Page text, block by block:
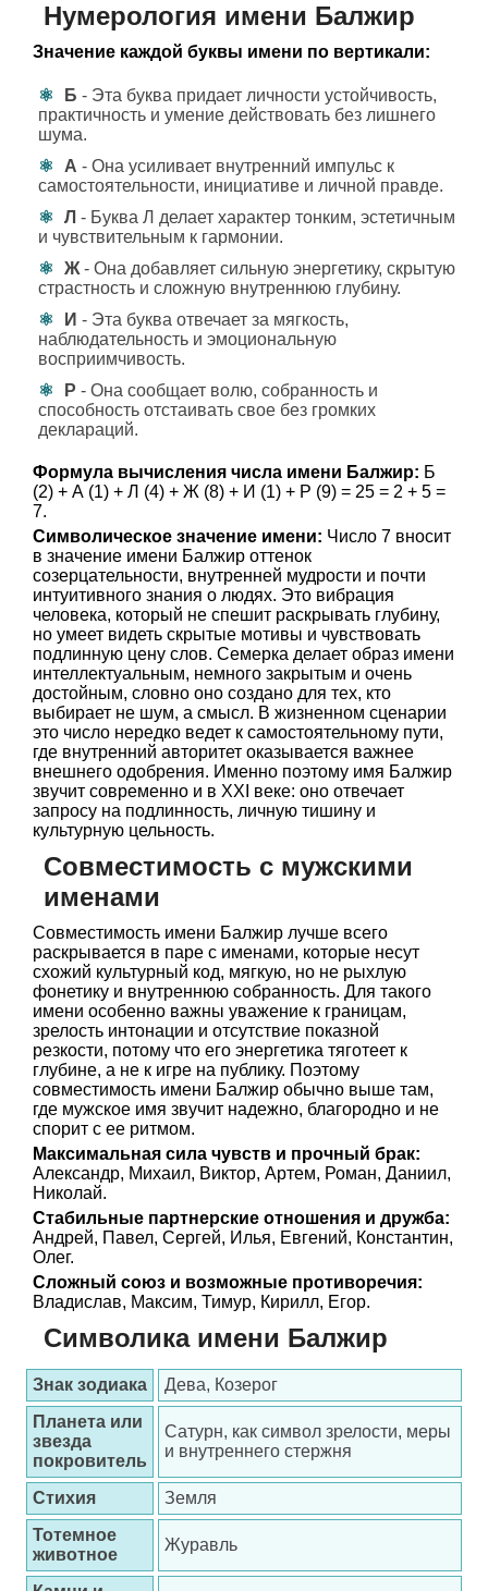
Нумерология имени Балжир
Значение каждой буквы имени по вертикали:
Б - Эта буква придает личности устойчивость,
практичность и умение действовать без лишнего
шума.
А - Она усиливает внутренний импульс к
самостоятельности, инициативе и личной правде.
Л - Буква Л делает характер тонким, эстетичным
и чувствительным к гармонии.
Ж - Она добавляет сильную энергетику, скрытую
страстность и сложную внутреннюю глубину.
И - Эта буква отвечает за мягкость,
наблюдательность и эмоциональную
восприимчивость.
Р - Она сообщает волю, собранность и
способность отстаивать свое без громких
деклараций.
Формула вычисления числа имени Балжир: Б
(2) + А (1) + Л (4) + Ж (8) + И (1) + Р (9) = 25 = 2 + 5 =
7.
Символическое значение имени: Число 7 вносит
в значение имени Балжир оттенок
созерцательности, внутренней мудрости и почти
интуитивного знания о людях. Это вибрация
человека, который не спешит раскрывать глубину,
но умеет видеть скрытые мотивы и чувствовать
подлинную цену слов. Семерка делает образ имени
интеллектуальным, немного закрытым и очень
достойным, словно оно создано для тех, кто
выбирает не шум, а смысл. В жизненном сценарии
это число нередко ведет к самостоятельному пути,
где внутренний авторитет оказывается важнее
внешнего одобрения. Именно поэтому имя Балжир
звучит современно и в XXI веке: оно отвечает
запросу на подлинность, личную тишину и
культурную цельность.
Совместимость с мужскими
именами
Совместимость имени Балжир лучше всего
раскрывается в паре с именами, которые несут
схожий культурный код, мягкую, но не рыхлую
фонетику и внутреннюю собранность. Для такого
имени особенно важны уважение к границам,
зрелость интонации и отсутствие показной
резкости, потому что его энергетика тяготеет к
глубине, а не к игре на публику. Поэтому
совместимость имени Балжир обычно выше там,
где мужское имя звучит надежно, благородно и не
спорит с ее ритмом.
Максимальная сила чувств и прочный брак:
Александр, Михаил, Виктор, Артем, Роман, Даниил,
Николай.
Стабильные партнерские отношения и дружба:
Андрей, Павел, Сергей, Илья, Евгений, Константин,
Олег.
Сложный союз и возможные противоречия:
Владислав, Максим, Тимур, Кирилл, Егор.
Символика имени Балжир
Знак зодиака
Дева, Козерог
Планета или
звезда
покровитель
Сатурн, как символ зрелости, меры
и внутреннего стержня
Стихия
Земля
Тотемное
животное
Журавль